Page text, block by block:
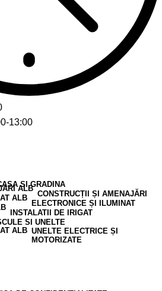
13:00
SI GRADINA
CONSTRUCȚII ȘI AMENAJĂRI
ELECTRONICE ȘI ILUMINAT
INSTALATII DE IRIGAT
SI UNELTE
UNELTE ELECTRICE ȘI
MOTORIZATE